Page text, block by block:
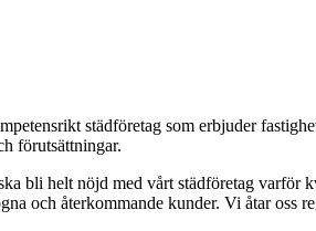
städföretag som erbjuder
förutsättningar.
bli helt nöjd med vårt städföretag
och återkommande kunder. Vi åtar